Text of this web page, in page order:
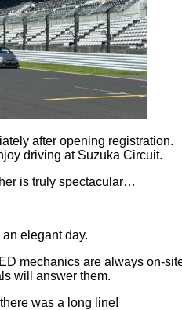
after opening registration.
driving at Suzuka Circuit.
is truly spectacular…
elegant day.
mechanics are always on-
will answer them.
was a long line!